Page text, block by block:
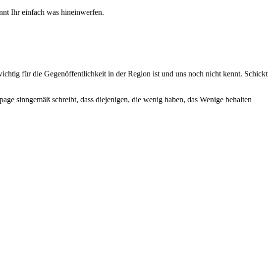
Ihr einfach was hineinwerfen.
für die Gegenöffentlichkeit in der Region ist und uns noch nicht kennt. Schickt
sinngemäß schreibt, dass diejenigen, die wenig haben, das Wenige behalten